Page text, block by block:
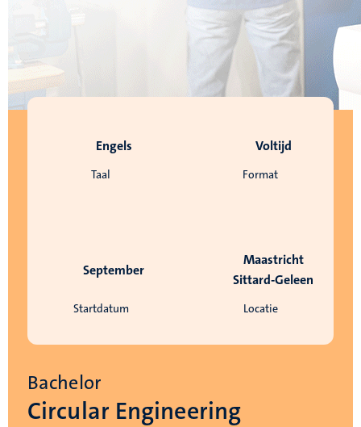
Taal
Engels
Format
Voltijd
Startdatum
September
Locatie
Maastricht
Sittard-Geleen
Bachelor
Circular Engineering